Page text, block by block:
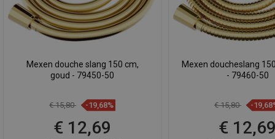
Mexen douche slang 150 cm,
goud - 79450-50
€ 15,80 -19,68%
€ 12,69
Mexen doucheslang
- 79460-50
€ 15,80 -
€ 12,69